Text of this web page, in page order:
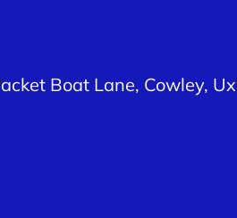
Boat Lane, Cowley,